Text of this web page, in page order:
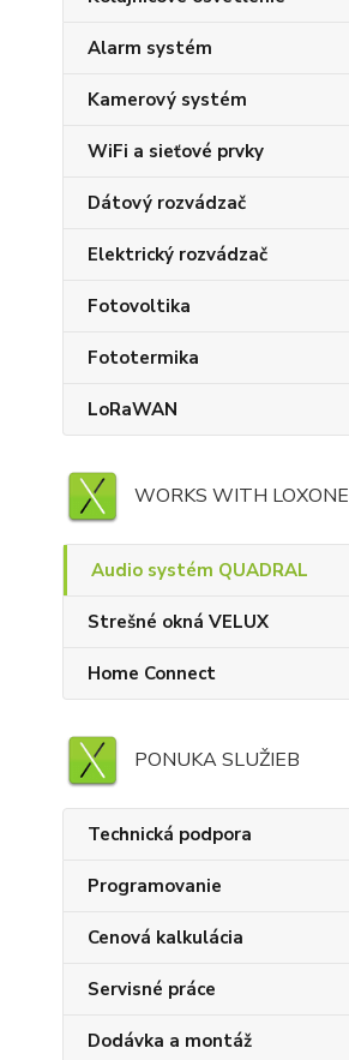
Alarm systém
Kamerový systém
WiFi a sieťové prvky
Dátový rozvádzač
Elektrický rozvádzač
Fotovoltika
Fototermika
LoRaWAN
WORKS WITH LOXONE
Audio systém QUADRAL
Strešné okná VELUX
Home Connect
PONUKA SLUŽIEB
Technická podpora
Programovanie
Cenová kalkulácia
Servisné práce
Dodávka a montáž